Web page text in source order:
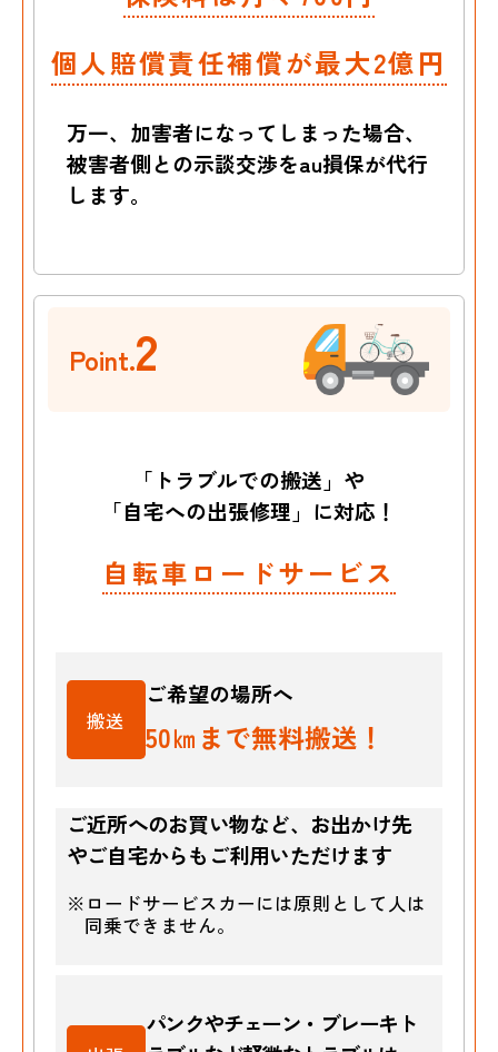
個人賠償責任補償が最大2億円
万一、加害者になってしまった場合、
被害者側との示談交渉をau損保が代行
します。
Point.2
「トラブルでの搬送」や
「自宅への出張修理」に対応！
自転車ロードサービス
搬送
ご希望の場所へ
50㎞まで無料搬送！
ご近所へのお買い物など、お出かけ先
やご自宅からもご利用いただけます
※ロードサービスカーには原則として人は
同乗できません。
パンクやチェーン・ブレーキト